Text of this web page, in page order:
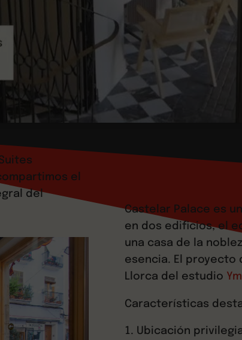
el
del
Castelar Palace es
en dos edificios, el
una casa de la
esencia. El proyecto
Llorca del estudio
Características
Ubicación